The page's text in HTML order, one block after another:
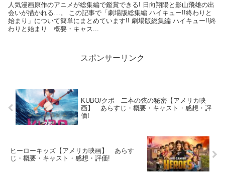
人気漫画原作のアニメが総集編で鑑賞できる! 日向翔陽と影山飛雄の出
会いが描かれる…。 この記事で「劇場版総集編 ハイキュー!!終わりと
始まり」について簡単にまとめています!! 劇場版総集編 ハイキュー!!終
わりと始まり 概要・キャス...
スポンサーリンク
KUBO/クボ 二本の弦の秘密【アメリカ映
画】 あらすじ・概要・キャスト・感想・評
価!
ヒーローキッズ【アメリカ映画】 あらす
じ・概要・キャスト・感想・評価!